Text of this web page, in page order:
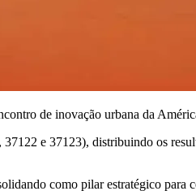
de inovação urbana da
e 37123), distribuindo os
como pilar estratégico para